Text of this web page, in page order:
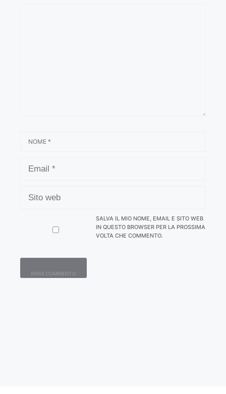
WEB
SALVA IL MIO NOME, EMAIL E SITO WEB
IN QUESTO BROWSER PER LA PROSSIMA
VOLTA CHE COMMENTO.